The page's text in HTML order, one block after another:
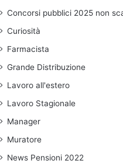
Concorsi pubblici 2025 non
Curiosità
Farmacista
Grande Distribuzione
Lavoro all'estero
Lavoro Stagionale
Manager
Muratore
News Pensioni 2022